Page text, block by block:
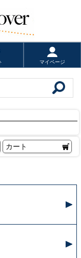
マイページ
カート